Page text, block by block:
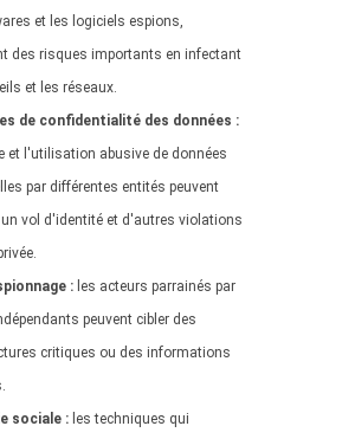
et les logiciels espions,
des risques importants en infectant
et les réseaux.
de confidentialité des données :
et l'utilisation abusive de données
par différentes entités peuvent
un vol d'identité et d'autres violations
: les acteurs parrainés par
peuvent cibler des
critiques ou des informations
sociale : les techniques qui